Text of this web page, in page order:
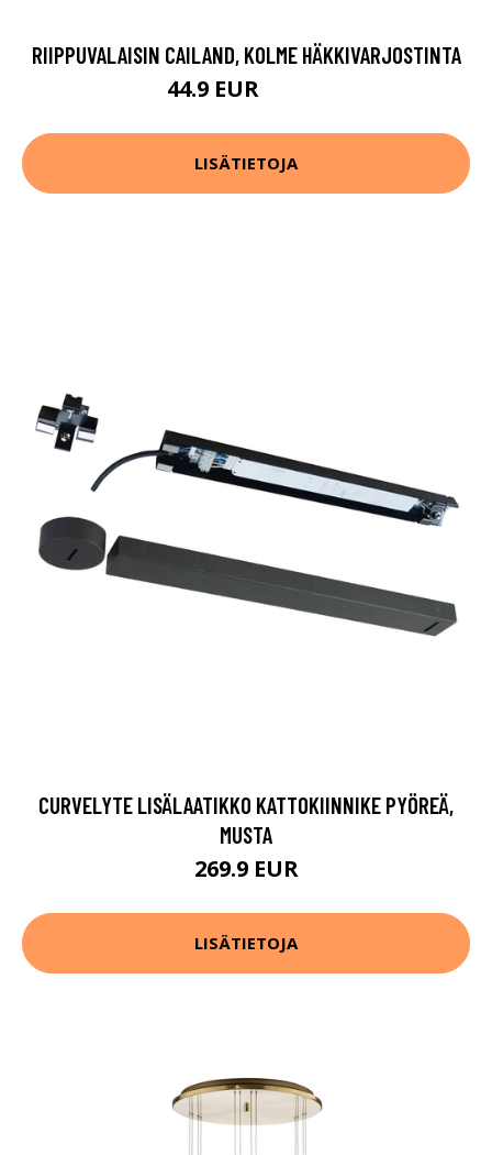
RIIPPUVALAISIN CAILAND, KOLME HÄKKIVARJOSTINTA
44.9 EUR
LISÄTIETOJA
CURVELYTE LISÄLAATIKKO KATTOKIINNIKE PYÖREÄ,
MUSTA
269.9 EUR
LISÄTIETOJA